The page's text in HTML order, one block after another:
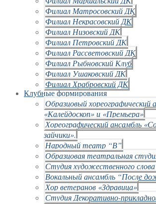
Филиал Матросовский ДК
Филиал Некрасовский ДК
Филиал Низовский ДК
Филиал Петровский ДК
Филиал Рассветовский ДК
Филиал Рыбновский Клуб
Филиал Ушаковский ДК
Филиал Храбровский ДК
Клубные формирования
Образцовый хореографический
«Калейдоскоп» и «Премьера»
Хореографический ансамбль
зайчики».
Народный театр “В”
Образцовая театральная
Студия художественного
Вокальный ансамбль “После
Хор ветеранов «Здравица»
Студия Декоративно-